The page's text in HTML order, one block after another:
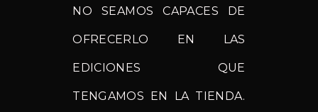
NO SEAMOS CAPACES DE
OFRECERLO EN LAS
EDICIONES QUE
TENGAMOS EN LA TIENDA.